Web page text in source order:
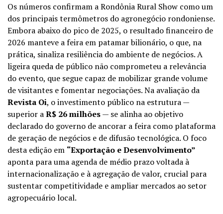
Os números confirmam a Rondônia Rural Show como um
dos principais termômetros do agronegócio rondoniense.
Embora abaixo do pico de 2025, o resultado financeiro de
2026 manteve a feira em patamar bilionário, o que, na
prática, sinaliza resiliência do ambiente de negócios. A
ligeira queda de público não comprometeu a relevância
do evento, que segue capaz de mobilizar grande volume
de visitantes e fomentar negociações. Na avaliação da
Revista Oi, o investimento público na estrutura —
superior aR$ 26 milhões— se alinha ao objetivo
declarado do governo de ancorar a feira como plataforma
de geração de negócios e de difusão tecnológica. O foco
desta edição em “Exportação e Desenvolvimento”
aponta para uma agenda de médio prazo voltada à
internacionalização e à agregação de valor, crucial para
sustentar competitividade e ampliar mercados ao setor
agropecuário local.